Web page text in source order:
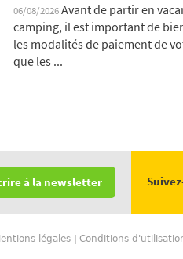
06/08/2026Avant de partir en
camping, il est important de
les modalités de paiement de
que les ...
à la newsletter
légales Conditions